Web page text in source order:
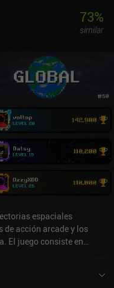
73%
similar
espaciales
de acción arcade y los
de cámara lenta